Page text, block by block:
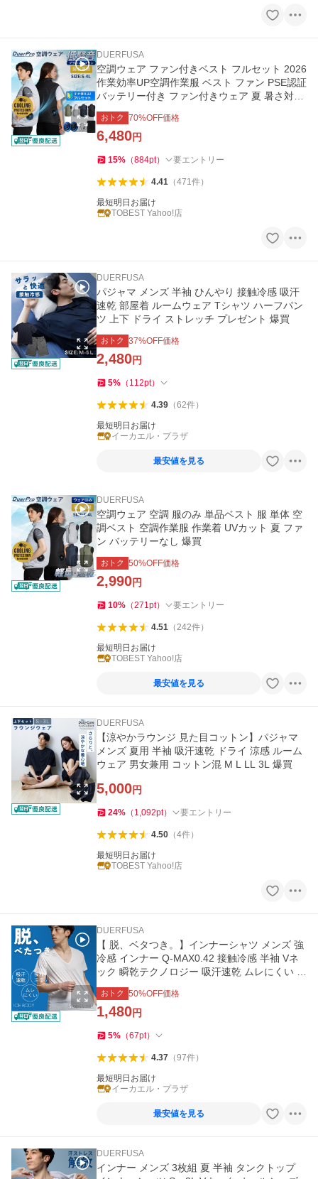
DUERFUSA
空調ウェア ファン付きベスト フルセット 2026
作業効率UP空調作業服 ベスト ファン PSE認証
バッテリー付き ファン付きウェア 夏 暑さ対策
爆買 爆買
おトク 70%OFF価格
6,480円
15% （884pt） 要エントリー
4.41（471件）
最短明日お届け
TOBEST Yahoo!店
DUERFUSA
パジャマ メンズ 半袖 ひんやり 接触冷感 吸汗
速乾 部屋着 ルームウェア Tシャツ ハーフパン
ツ 上下 ドライ ストレッチ プレゼント 爆買
おトク 37%OFF価格
2,480円
5% （ 112pt）
4.39（62件）
最短明日お届け
イーカエル・プラザ
最安値を見る
DUERFUSA
空調ウェア 空調 服のみ 単品ベスト 服 単体 空
調ベスト 空調作業服 作業着 UVカット 夏 ファ
ン バッテリーなし 爆買
おトク 50%OFF価格
2,990円
10% （271pt） 要エントリー
4.51（242件）
最短明日お届け
TOBEST Yahoo!店
最安値を見る
DUERFUSA
【涼やかラウンジ 見た目コットン】パジャマ
メンズ 夏用 半袖 吸汗速乾 ドライ 涼感 ルーム
ウェア 男女兼用 コットン混 M L LL 3L 爆買
5,000円
24% （ 1,092pt） 要エントリー
4.50（4件）
最短明日お届け
TOBEST Yahoo!店
DUERFUSA
【 脱、ベタつき。】インナーシャツ メンズ 強
冷感 インナー Q-MAX0.42 接触冷感 半袖 Vネ
ック 瞬乾テクノロジー 吸汗速乾 ムレにくい ド
ライ ストレッチ 夏用
おトク 50%OFF価格
1,480円
5% （67pt）
4.37（97件）
最短明日お届け
イーカエル・プラザ
最安値を見る
DUERFUSA
インナー メンズ 3枚組 夏 半袖 タンクトップ